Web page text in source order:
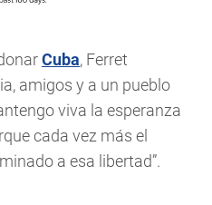
Cuba, Ferret
amigos y a un pueblo
viva la esperanza
cada vez más el
a esa libertad”.